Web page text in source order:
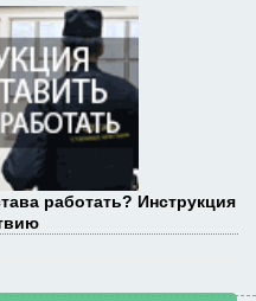
работать? Инструкция